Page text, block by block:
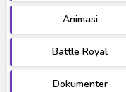
Animasi
Battle Royal
Dokumenter